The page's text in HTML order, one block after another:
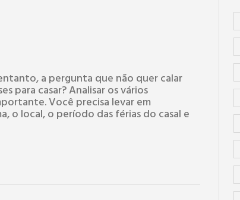
a pergunta que não quer calar
para casar? Analisar os vários
Você precisa levar em
o local, o período das férias do casal e